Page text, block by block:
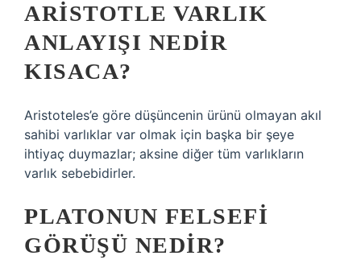
ARISTOTLE VARLIK
ANLAYIŞI NEDIR
KISACA?
Aristoteles’e göre düşüncenin ürünü olmayan akıl
sahibi varlıklar var olmak için başka bir şeye
ihtiyaç duymazlar; aksine diğer tüm varlıkların
varlık sebebidirler.
PLATONUN FELSEFI
GÖRÜŞÜ NEDIR?